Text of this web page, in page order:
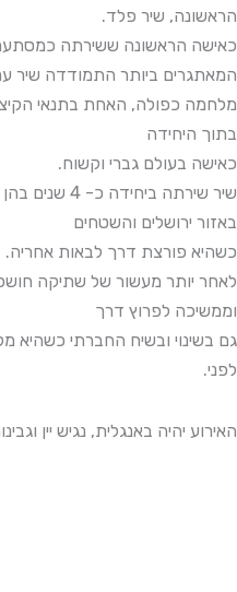
הראשונה, שיר פלד.
כאישה הראשונה ששירתה
המאתגרים ביותר התמודדה שיר
מלחמה כפולה, האחת בתנאי
בתוך היחידה
כאישה בעולם גברי וקשוח.
שיר שירתה ביחידה כ- 4 שנים בהן פעלה תחת
באזור ירושלים והשטחים
כשהיא פורצת דרך לבאות אחריה.
לאחר יותר מעשור של שתיקה
וממשיכה לפרוץ דרך
גם בשינוי ובשיח החברתי כשהיא
לפני.
האירוע יהיה באנגלית, נגיש יין